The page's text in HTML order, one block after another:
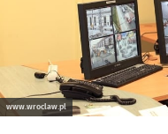
www.wroclaw.pl